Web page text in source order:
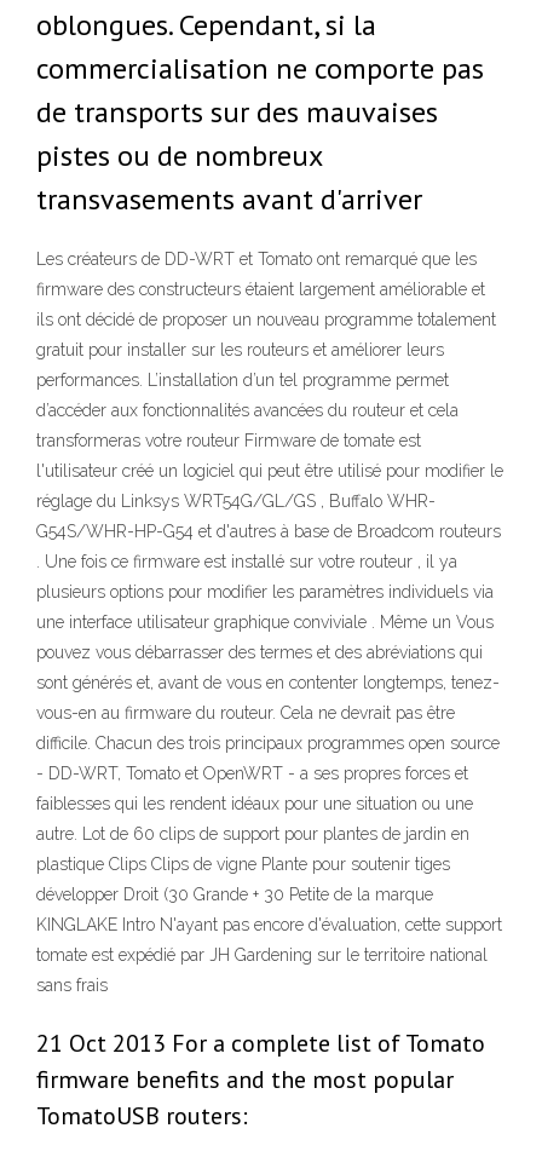
oblongues. Cependant, si la
commercialisation ne comporte pas
de transports sur des mauvaises
pistes ou de nombreux
transvasements avant d'arriver
Les créateurs de DD-WRT et Tomato ont remarqué que les
firmware des constructeurs étaient largement améliorable et
ils ont décidé de proposer un nouveau programme totalement
gratuit pour installer sur les routeurs et améliorer leurs
performances. L’installation d’un tel programme permet
d’accéder aux fonctionnalités avancées du routeur et cela
transformeras votre routeur Firmware de tomate est
l'utilisateur créé un logiciel qui peut être utilisé pour modifier le
réglage du Linksys WRT54G/GL/GS , Buffalo WHR-
G54S/WHR-HP-G54 et d'autres à base de Broadcom routeurs
. Une fois ce firmware est installé sur votre routeur , il ya
plusieurs options pour modifier les paramètres individuels via
une interface utilisateur graphique conviviale . Même un Vous
pouvez vous débarrasser des termes et des abréviations qui
sont générés et, avant de vous en contenter longtemps, tenez-
vous-en au firmware du routeur. Cela ne devrait pas être
difficile. Chacun des trois principaux programmes open source
- DD-WRT, Tomato et OpenWRT - a ses propres forces et
faiblesses qui les rendent idéaux pour une situation ou une
autre. Lot de 60 clips de support pour plantes de jardin en
plastique Clips Clips de vigne Plante pour soutenir tiges
développer Droit (30 Grande + 30 Petite de la marque
KINGLAKE Intro N'ayant pas encore d'évaluation, cette support
tomate est expédié par JH Gardening sur le territoire national
sans frais
21 Oct 2013 For a complete list of Tomato
firmware benefits and the most popular
TomatoUSB routers: